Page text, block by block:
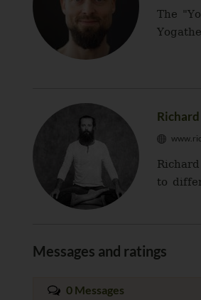
The
to
Messages and ratings
0 Messages